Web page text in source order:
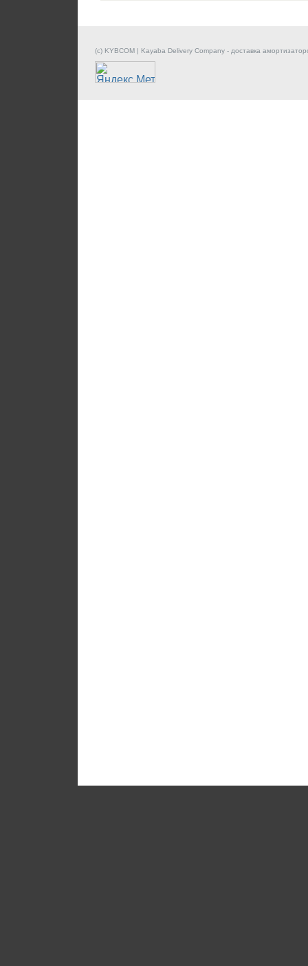
(c) KYBCOM | Kayaba Delivery Company - доставка